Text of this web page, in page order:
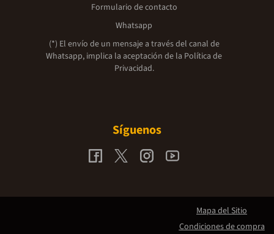
Formulario de contacto
Whatsapp
(*) El envío de un mensaje a través del canal de
Whatsapp, implica la aceptación de la Política de
Privacidad.
Síguenos
Mapa del Sitio
Condiciones de compra